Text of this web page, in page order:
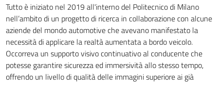
Tutto è iniziato nel 2019 all'interno del Politecnico di Milano
nell’ambito di un progetto di ricerca in collaborazione con alcune
aziende del mondo automotive che avevano manifestato la
necessità di applicare la realtà aumentata a bordo veicolo.
Occorreva un supporto visivo continuativo al conducente che
potesse garantire sicurezza ed immersività allo stesso tempo,
offrendo un livello di qualità delle immagini superiore ai già